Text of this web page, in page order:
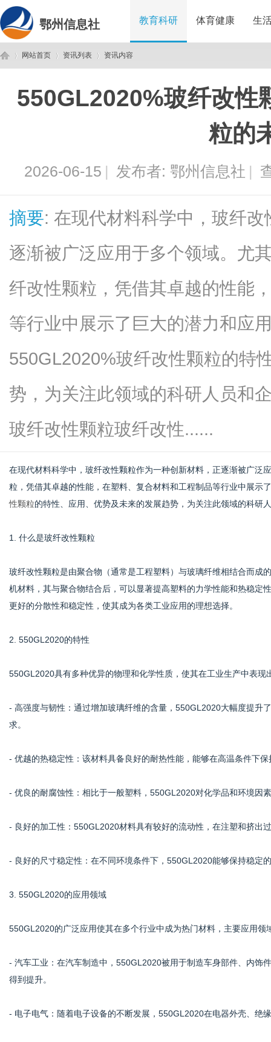
鄂州信息社 教育科研 体育健康 生
网站首页
›
资讯列表
›
资讯内容
550GL2020%玻纤改性
粒的
2026-06-15 | 发布者: 鄂州信息社 |
摘要: 在现代材料科学中，玻纤
逐渐被广泛应用于多个领域。尤
纤改性颗粒，凭借其卓越的性能
等行业中展示了巨大的潜力和应
550GL2020%玻纤改性颗粒的特
势，为关注此领域的科研人员和
玻纤改性颗粒玻纤改性......
在现代材料科学中，玻纤改性颗粒作为一种创新材料，正逐渐被广泛
粒，凭借其卓越的性能，在塑料、复合材料和工程制品等行业中展示
性颗粒的特性、应用、优势及未来的发展趋势，为关注此领域的科研
1. 什么是玻纤改性颗粒
玻纤改性颗粒是由聚合物（通常是工程塑料）与玻璃纤维相结合而成
机材料，其与聚合物结合后，可以显著提高塑料的力学性能和热稳定
更好的分散性和稳定性，使其成为各类工业应用的理想选择。
2. 550GL2020的特性
550GL2020具有多种优异的物理和化学性质，使其在工业生产中表现
- 高强度与韧性：通过增加玻璃纤维的含量，550GL2020大幅度提升
求。
- 优越的热稳定性：该材料具备良好的耐热性能，能够在高温条件下
- 优良的耐腐蚀性：相比于一般塑料，550GL2020对化学品和环境因
- 良好的加工性：550GL2020材料具有较好的流动性，在注塑和挤出
- 良好的尺寸稳定性：在不同环境条件下，550GL2020能够保持稳定
3. 550GL2020的应用领域
550GL2020的广泛应用使其在多个行业中成为热门材料，主要应用领
- 汽车工业：在汽车制造中，550GL2020被用于制造车身部件、内饰
得到提升。
- 电子电气：随着电子设备的不断发展，550GL2020在电器外壳、绝